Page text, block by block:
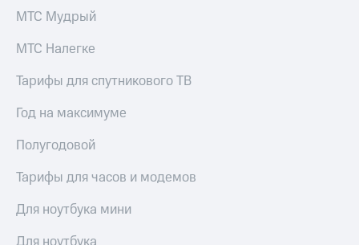
МТС Мудрый
МТС Налегке
Тарифы для спутникового ТВ
Год на максимуме
Полугодовой
Тарифы для часов и модемов
Для ноутбука мини